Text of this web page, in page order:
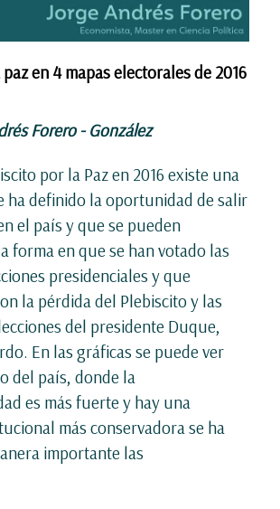
en 4 mapas electorales de 2016
Forero - González
por la Paz en 2016 existe una
ha definido la oportunidad de salir
el país y que se pueden
forma en que se han votado las
presidenciales y que
la pérdida del Plebiscito y las
del presidente Duque,
En las gráficas se puede ver
del país, donde la
es más fuerte y hay una
más conservadora se ha
importante las